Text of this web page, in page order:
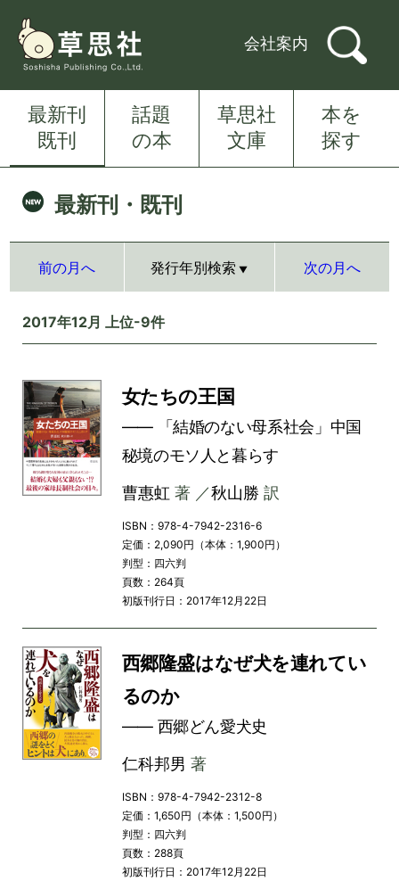
会社案内
最新刊
既刊
話題
の本
草思社
文庫
本を
探す
最新刊・既刊
前の月へ 発行年別検索 次の月へ
2017年12月 上位-9件
女たちの王国
―― 「結婚のない母系社会」中国
秘境のモソ人と暮らす
曹惠虹 著 ／秋山勝 訳
ISBN：978-4-7942-2316-6
定価：2,090円（本体：1,900円）
判型：四六判
頁数：264頁
初版刊行日：2017年12月22日
西郷隆盛はなぜ犬を連れてい
るのか
―― 西郷どん愛犬史
仁科邦男 著
ISBN：978-4-7942-2312-8
定価：1,650円（本体：1,500円）
判型：四六判
頁数：288頁
初版刊行日：2017年12月22日